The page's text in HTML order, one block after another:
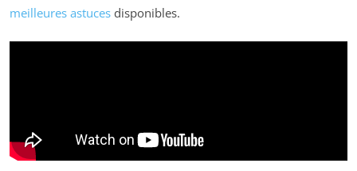
meilleures astuces disponibles.